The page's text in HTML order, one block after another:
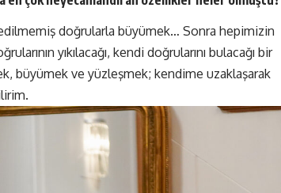
doğrularla büyümek… Sonra hepimizin
yıkılacağı, kendi doğrularını bulacağı bir
büyümek ve yüzleşmek; kendime uzaklaşarak